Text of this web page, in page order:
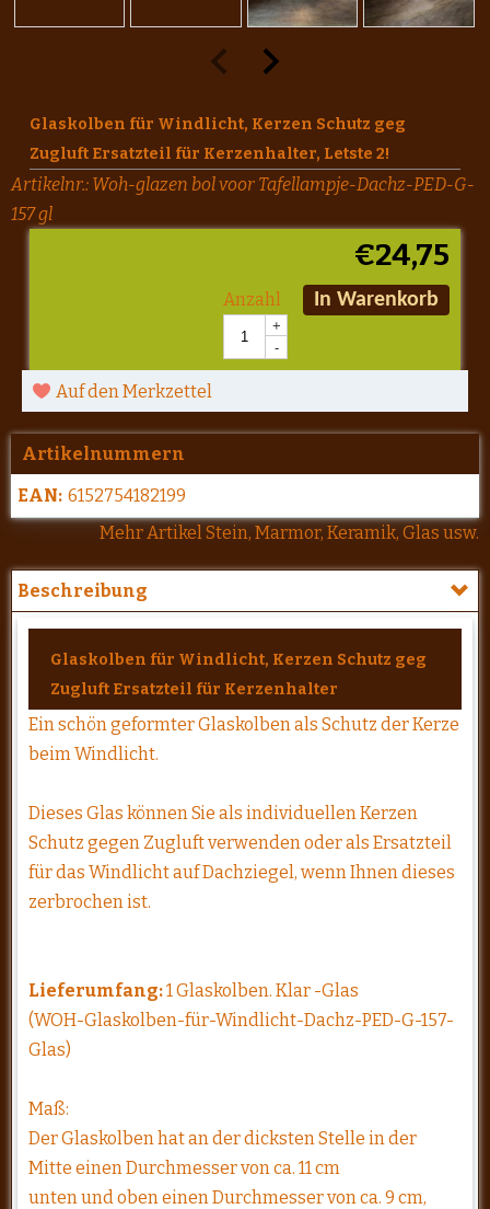
Glaskolben für Windlicht, Kerzen Schutz geg
Zugluft Ersatzteil für Kerzenhalter, Letste 2!
Artikelnr.: Woh-glazen bol voor Tafellampje-Dachz-PED-G-
157 gl
€24,75
Anzahl
+
-
In Warenkorb
Auf den Merkzettel
Artikelnummern
EAN: 6152754182199
Mehr Artikel Stein, Marmor, Keramik, Glas usw.
Beschreibung
Glaskolben für Windlicht, Kerzen Schutz geg
Zugluft Ersatzteil für Kerzenhalter
Ein schön geformter Glaskolben als Schutz der Kerze
beim Windlicht.
Dieses Glas können Sie als individuellen Kerzen
Schutz gegen Zugluft verwenden oder als Ersatzteil
für das Windlicht auf Dachziegel, wenn Ihnen dieses
zerbrochen ist.
Lieferumfang:1 Glaskolben. Klar -Glas
(WOH-Glaskolben-für-Windlicht-Dachz-PED-G-157-
Glas)
Maß:
Der Glaskolben hat an der dicksten Stelle in der
Mitte einen Durchmesser von ca. 11 cm
unten und oben einen Durchmesser von ca. 9 cm,